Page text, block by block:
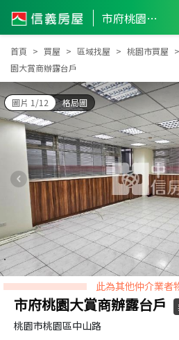
市府桃園大賞商辦露台戶
首頁 買屋 區域找屋 桃園市買屋
園大賞商辦露台戶
圖片 1/12 格局圖
此為其他仲介業者
市府桃園大賞商辦露台戶
桃園市桃園區中山路